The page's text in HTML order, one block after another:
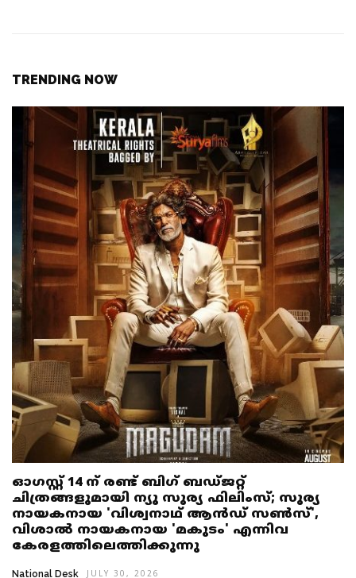
b
o
k
r
A
p
p
TRENDING NOW
ഓഗസ്റ്റ് 14 ന് രണ്ട് ബിഗ് ബഡ്ജറ്റ്
ചിത്രങ്ങളുമായി ന്യൂ സൂര്യ ഫിലിംസ്; സൂര്യ
നായകനായ 'വിശ്വനാഥ് ആൻഡ് സൺസ്',
വിശാൽ നായകനായ 'മകുടം' എന്നിവ
കേരളത്തിലെത്തിക്കുന്നു
National Desk JULY 30, 2026